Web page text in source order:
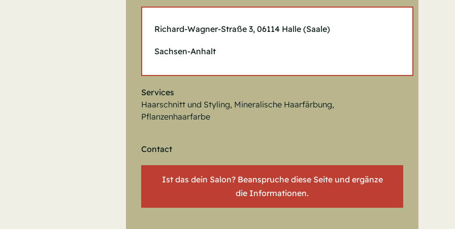
Richard-Wagner-Straße 3, 06114 Halle (Saale)
Sachsen-Anhalt
Services
Haarschnitt und Styling, Mineralische Haarfärbung,
Pflanzenhaarfarbe
Contact
Ist das dein Salon? Beanspruche diese Seite und ergänze
die Informationen.